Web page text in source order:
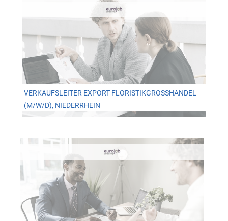
VERKAUFSLEITER EXPORT FLORISTIKGROSSHANDEL (
M/W/D), NIEDERRHEIN